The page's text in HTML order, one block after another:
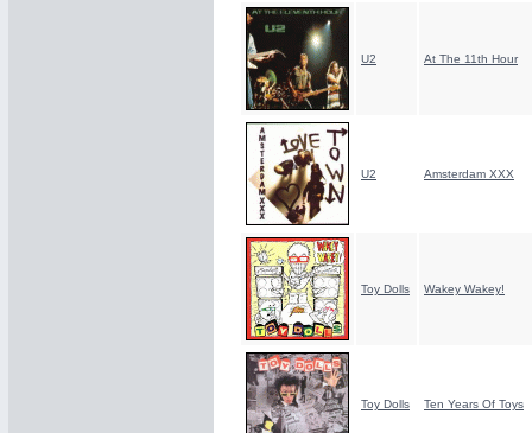
U2 At The 11th Hour
U2 Amsterdam XXX
Toy Dolls Wakey Wakey!
Toy Dolls Ten Years Of Toys